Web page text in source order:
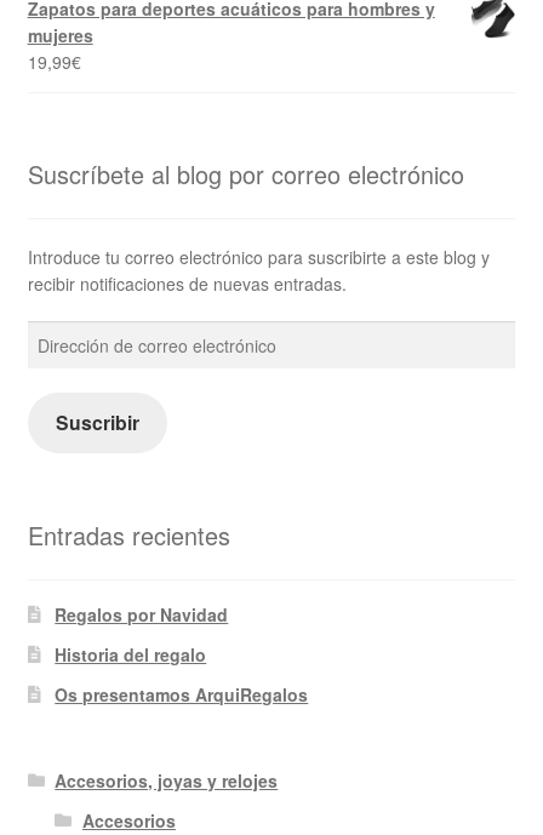
Zapatos para deportes acuáticos para hombres y
mujeres
19,99€
Suscríbete al blog por correo electrónico
Introduce tu correo electrónico para suscribirte a este blog y
recibir notificaciones de nuevas entradas.
de
electrónico
Suscribir
Entradas recientes
Regalos por Navidad
Historia del regalo
Os presentamos ArquiRegalos
Accesorios, joyas y relojes
Accesorios